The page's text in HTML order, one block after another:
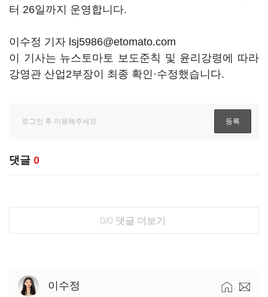
터 26일까지 운영합니다.
이수정 기자 lsj5986@etomato.com
이 기사는 뉴스토마토 보도준칙 및 윤리강령에 따라
강영관 산업2부장이 최종 확인·수정했습니다.
댓글 0
0/0 댓글 더보기
이수정